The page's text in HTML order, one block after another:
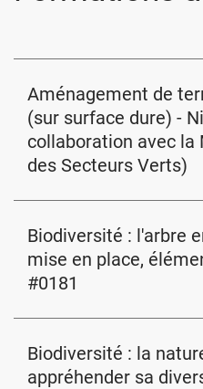
Aménagement de
(sur surface dure) -
collaboration avec la
des Secteurs Verts)
Biodiversité : l'arbre
mise en place,
#0181
Biodiversité : la
appréhender sa